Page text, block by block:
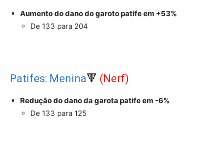
Aumento do dano do garoto patife em +53%
De 133 para 204
Patifes: Menina🔻 (Nerf)
Redução do dano da garota patife em -6%
De 133 para 125